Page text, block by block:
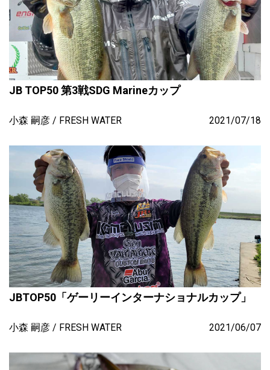
JB TOP50 第3戦SDG Marineカップ
小森 嗣彦 FRESH WATER 2021/07/18
JBTOP50「ゲーリーインターナショナルカップ」
小森 嗣彦 FRESH WATER 2021/06/07